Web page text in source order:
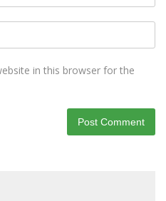
in this browser for the